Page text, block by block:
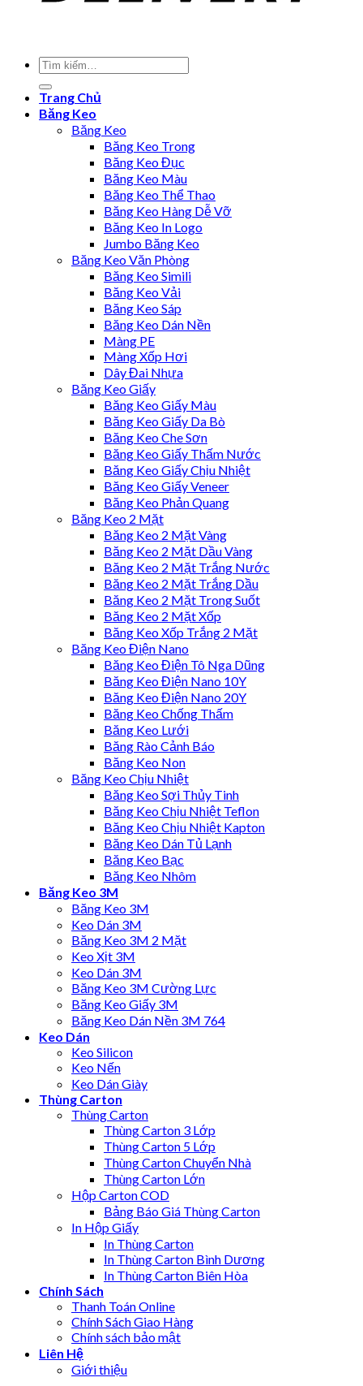
Trang Chủ
Băng Keo
Băng Keo
Băng Keo Trong
Băng Keo Đục
Băng Keo Màu
Băng Keo Thể Thao
Băng Keo Hàng Dễ Vỡ
Băng Keo In Logo
Jumbo Băng Keo
Băng Keo Văn Phòng
Băng Keo Simili
Băng Keo Vải
Băng Keo Sáp
Băng Keo Dán Nền
Màng PE
Màng Xốp Hơi
Dây Đai Nhựa
Băng Keo Giấy
Băng Keo Giấy Màu
Băng Keo Giấy Da Bò
Băng Keo Che Sơn
Băng Keo Giấy Thấm Nước
Băng Keo Giấy Chịu Nhiệt
Băng Keo Giấy Veneer
Băng Keo Phản Quang
Băng Keo 2 Mặt
Băng Keo 2 Mặt Vàng
Băng Keo 2 Mặt Dầu Vàng
Băng Keo 2 Mặt Trắng Nước
Băng Keo 2 Mặt Trắng Dầu
Băng Keo 2 Mặt Trong Suốt
Băng Keo 2 Mặt Xốp
Băng Keo Xốp Trắng 2 Mặt
Băng Keo Điện Nano
Băng Keo Điện Tô Nga Dũng
Băng Keo Điện Nano 10Y
Băng Keo Điện Nano 20Y
Băng Keo Chống Thấm
Băng Keo Lưới
Băng Rào Cảnh Báo
Băng Keo Non
Băng Keo Chịu Nhiệt
Băng Keo Sợi Thủy Tinh
Băng Keo Chịu Nhiệt Teflon
Băng Keo Chịu Nhiệt Kapton
Băng Keo Dán Tủ Lạnh
Băng Keo Bạc
Băng Keo Nhôm
Băng Keo 3M
Băng Keo 3M
Keo Dán 3M
Băng Keo 3M 2 Mặt
Keo Xịt 3M
Keo Dán 3M
Băng Keo 3M Cường Lực
Băng Keo Giấy 3M
Băng Keo Dán Nền 3M 764
Keo Dán
Keo Silicon
Keo Nến
Keo Dán Giày
Thùng Carton
Thùng Carton
Thùng Carton 3 Lớp
Thùng Carton 5 Lớp
Thùng Carton Chuyển Nhà
Thùng Carton Lớn
Hộp Carton COD
Bảng Báo Giá Thùng Carton
In Hộp Giấy
In Thùng Carton
In Thùng Carton Bình Dương
In Thùng Carton Biên Hòa
Chính Sách
Thanh Toán Online
Chính Sách Giao Hàng
Chính sách bảo mật
Liên Hệ
Giới thiệu